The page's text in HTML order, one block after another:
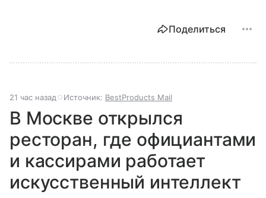
Поделиться
21 час назад Источник: BestProducts Mail
В Москве открылся
ресторан, где официантами
и кассирами работает
искусственный интеллект